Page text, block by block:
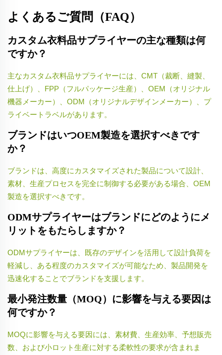
よくあるご質問（FAQ）
カスタム衣料品サプライヤーの主な種類は何
ですか？
主なカスタム衣料品サプライヤーには、CMT（裁断、縫製、
仕上げ）、FPP（フルパッケージ生産）、OEM（オリジナル
機器メーカー）、ODM（オリジナルデザインメーカー）、プ
ライベートラベルがあります。
ブランドはいつOEM製造を選択すべきです
か？
ブランドは、高度にカスタマイズされた製品について設計、
素材、生産プロセスを完全に制御する必要がある場合、OEM
製造を選択すべきです。
ODMサプライヤーはブランドにどのようにメ
リットをもたらしますか？
ODMサプライヤーは、既存のデザインを活用して設計負荷を
軽減し、ある程度のカスタマイズが可能なため、製品開発を
迅速化することでブランドを支援します。
最小発注数量（MOQ）に影響を与える要因は
何ですか？
MOQに影響を与える要因には、素材費、生産効率、予想販売
数、および小ロット生産に対する柔軟性の要求が含まれま